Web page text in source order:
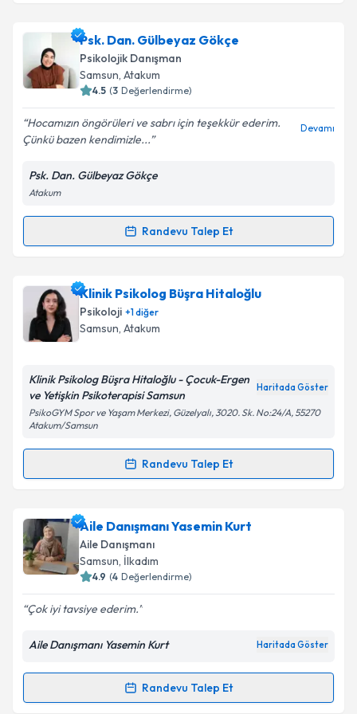
Uzm. Psk. Dan. İrem Yılmaziçin randevu takvimi
talebi oluşturun. Size bu uzmandan randevu almanız
için bir takvim hazırlandığında e-posta ile
bilgilendireceğiz.
E-posta Adresiniz
Metni'ni okudum ve kişisel verilerimin belirtilen
kapsamda işlenmesini kabul ediyorum.
Psk. Dan. Gülbeyaz Gökçe
Psikolojik Danışman
Samsun, Atakum
4.5 (3 Değerlendirme)
Hocamızın öngörüleri ve sabrı için teşekkür ederim.
Çünkü bazen kendimizle...
Devamı
Psk. Dan. Gülbeyaz Gökçe
Atakum
Randevu Talep Et
Randevu Takvimi Talebi
Psk. Dan. Gülbeyaz Gökçeiçin randevu takvimi
talebi oluşturun. Size bu uzmandan randevu almanız
için bir takvim hazırlandığında e-posta ile
bilgilendireceğiz.
Kişisel verilerimin işlenmesine ilişkinAydınlatma
'ni okudum ve kişisel verilerimin belirtilen
kapsamda işlenmesini kabul ediyorum.
Takvim Talebini Gönder
Klinik Psikolog Büşra Hitaloğlu
Psikoloji +1diğer
Samsun, Atakum
Klinik Psikolog Büşra Hitaloğlu - Çocuk-Ergen
ve Yetişkin Psikoterapisi Samsun
Haritada Göster
PsikoGYM Spor ve Yaşam Merkezi, Güzelyalı, 3020. Sk. No:24/A, 55270
Atakum/Samsun
Randevu Talep Et
Randevu Takvimi Talebi
Klinik Psikolog Büşra Hitaloğluiçin randevu takvimi
talebi oluşturun. Size bu uzmandan randevu almanız
için bir takvim hazırlandığında e-posta ile
bilgilendireceğiz.
E-posta Adresiniz
Kişisel verilerimin işlenmesine ilişkin
Metni'ni okudum ve kişisel verilerimin belirtilen
Aile Danışmanı Yasemin Kurt
Aile Danışmanı
Samsun, İlkadım
4.9 (4 Değerlendirme)
Çok iyi tavsiye ederim.
Aile Danışmanı Yasemin Kurt Haritada Göster
Randevu Talep Et
Randevu Takvimi Talebi